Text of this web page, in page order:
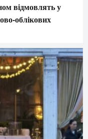
відмовлять у
облікових